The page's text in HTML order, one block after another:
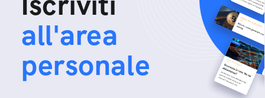
all'area
personale